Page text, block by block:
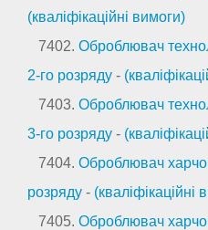
(кваліфікаційні вимоги)
7402. Оброблювач
2-го розряду -
7403. Оброблювач
3-го розряду -
7404. Оброблювач
розряду - (кваліфікаційні
7405. Оброблювач